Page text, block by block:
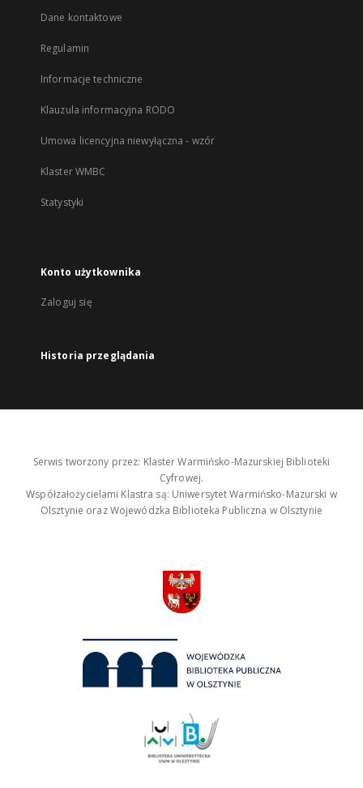
Dane kontaktowe
Regulamin
Informacje techniczne
Klauzula informacyjna RODO
Umowa licencyjna niewyłączna - wzór
Klaster WMBC
Statystyki
Konto użytkownika
Zaloguj się
Historia przeglądania
Serwis tworzony przez: Klaster Warmińsko-Mazurskiej Biblioteki
Cyfrowej.
Współzałożycielami Klastra są: Uniwersytet Warmińsko-Mazurski w
Olsztynie oraz Wojewódzka Biblioteka Publiczna w Olsztynie